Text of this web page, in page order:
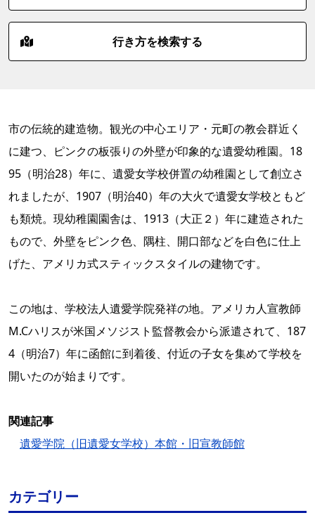
行き方を検索する
市の伝統的建造物。観光の中心エリア・元町の教会群近く
に建つ、ピンクの板張りの外壁が印象的な遺愛幼稚園。18
95（明治28）年に、遺愛女学校併置の幼稚園として創立さ
れましたが、1907（明治40）年の大火で遺愛女学校ともど
も類焼。現幼稚園園舎は、1913（大正２）年に建造された
もので、外壁をピンク色、隅柱、開口部などを白色に仕上
げた、アメリカ式スティックスタイルの建物です。
この地は、学校法人遺愛学院発祥の地。アメリカ人宣教師
M.Cハリスが米国メソジスト監督教会から派遣されて、187
4（明治7）年に函館に到着後、付近の子女を集めて学校を
開いたのが始まりです。
関連記事
遺愛学院（旧遺愛女学校）本館・旧宣教師館
カテゴリー